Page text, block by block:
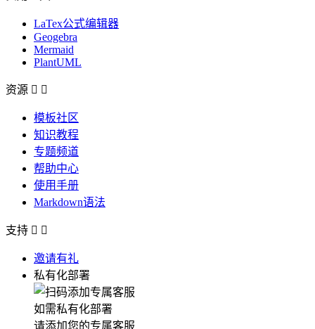
LaTex公式编辑器
Geogebra
Mermaid
PlantUML
资源  
模板社区
知识教程
专题频道
帮助中心
使用手册
Markdown语法
支持  
邀请有礼
私有化部署
如需私有化部署
请添加您的专属客服